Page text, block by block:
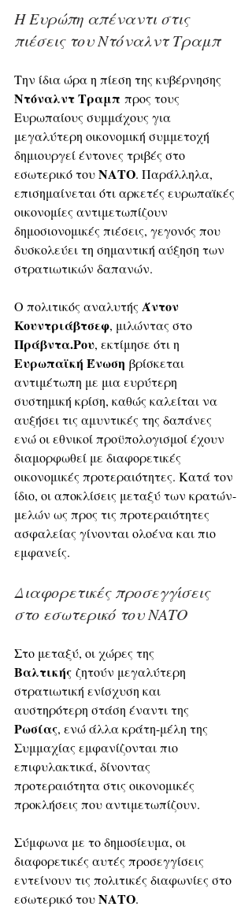
Η Ευρώπη απέναντι στις
πιέσεις του Ντόναλντ Τραμπ
Την ίδια ώρα η πίεση της κυβέρνησης
Ντόναλντ Τραμπ προς τους
Ευρωπαίους συμμάχους για
μεγαλύτερη οικονομική συμμετοχή
δημιουργεί έντονες τριβές στο
εσωτερικό του ΝΑΤΟ. Παράλληλα,
επισημαίνεται ότι αρκετές ευρωπαϊκές
οικονομίες αντιμετωπίζουν
δημοσιονομικές πιέσεις, γεγονός που
δυσκολεύει τη σημαντική αύξηση των
στρατιωτικών δαπανών.
Ο πολιτικός αναλυτής Άντον
Κουντριάβτσεφ, μιλώντας στο
Πράβντα.Ρου, εκτίμησε ότι η
Ευρωπαϊκή Ένωση βρίσκεται
αντιμέτωπη με μια ευρύτερη
συστημική κρίση, καθώς καλείται να
αυξήσει τις αμυντικές της δαπάνες
ενώ οι εθνικοί προϋπολογισμοί έχουν
διαμορφωθεί με διαφορετικές
οικονομικές προτεραιότητες. Κατά τον
ίδιο, οι αποκλίσεις μεταξύ των κρατών-
μελών ως προς τις προτεραιότητες
ασφαλείας γίνονται ολοένα και πιο
εμφανείς.
Διαφορετικές προσεγγίσεις
στο εσωτερικό του ΝΑΤΟ
Στο μεταξύ, οι χώρες της
Βαλτικής ζητούν μεγαλύτερη
στρατιωτική ενίσχυση και
αυστηρότερη στάση έναντι της
Ρωσίας, ενώ άλλα κράτη-μέλη της
Συμμαχίας εμφανίζονται πιο
επιφυλακτικά, δίνοντας
προτεραιότητα στις οικονομικές
προκλήσεις που αντιμετωπίζουν.
Σύμφωνα με το δημοσίευμα, οι
διαφορετικές αυτές προσεγγίσεις
εντείνουν τις πολιτικές διαφωνίες στο
εσωτερικό του ΝΑΤΟ.